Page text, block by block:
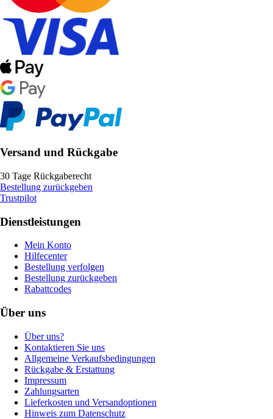
Versand und Rückgabe
30 Tage Rückgaberecht
Bestellung zurückgeben
Trustpilot
Dienstleistungen
Mein Konto
Hilfecenter
Bestellung verfolgen
Bestellung zurückgeben
Rabattcodes
Über uns
Über uns?
Kontaktieren Sie uns
Allgemeine Verkaufsbedingungen
Rückgabe & Erstattung
Impressum
Zahlungsarten
Lieferkosten und Versandoptionen
Hinweis zum Datenschutz